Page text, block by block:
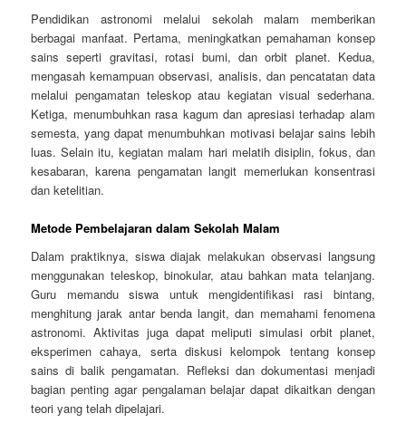
Pendidikan astronomi melalui sekolah malam memberikan
berbagai manfaat. Pertama, meningkatkan pemahaman konsep
sains seperti gravitasi, rotasi bumi, dan orbit planet. Kedua,
mengasah kemampuan observasi, analisis, dan pencatatan data
melalui pengamatan teleskop atau kegiatan visual sederhana.
Ketiga, menumbuhkan rasa kagum dan apresiasi terhadap alam
semesta, yang dapat menumbuhkan motivasi belajar sains lebih
luas. Selain itu, kegiatan malam hari melatih disiplin, fokus, dan
kesabaran, karena pengamatan langit memerlukan konsentrasi
dan ketelitian.
Metode Pembelajaran dalam Sekolah Malam
Dalam praktiknya, siswa diajak melakukan observasi langsung
menggunakan teleskop, binokular, atau bahkan mata telanjang.
Guru memandu siswa untuk mengidentifikasi rasi bintang,
menghitung jarak antar benda langit, dan memahami fenomena
astronomi. Aktivitas juga dapat meliputi simulasi orbit planet,
eksperimen cahaya, serta diskusi kelompok tentang konsep
sains di balik pengamatan. Refleksi dan dokumentasi menjadi
bagian penting agar pengalaman belajar dapat dikaitkan dengan
teori yang telah dipelajari.